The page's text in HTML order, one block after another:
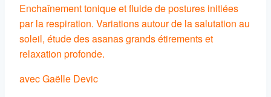
Enchaînement tonique et fluide de postures initiées
par la respiration. Variations autour de la salutation au
soleil, étude des asanas grands étirements et
relaxation profonde.
avec Gaëlle Devic